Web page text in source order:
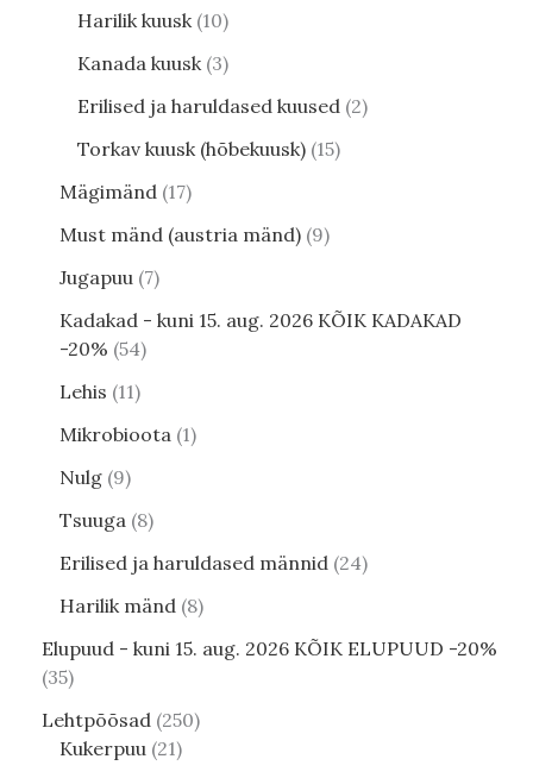
Harilik kuusk 10
Kanada kuusk 3
Erilised ja haruldased kuused 2
Torkav kuusk (hõbekuusk) 15
Mägimänd 17
Must mänd (austria mänd) 9
Jugapuu 7
Kadakad - kuni 15. aug. 2026 KÕIK KADAKAD
-20% 54
Lehis 11
Mikrobioota 1
Nulg 9
Tsuuga 8
Erilised ja haruldased männid 24
Harilik mänd 8
Elupuud - kuni 15. aug. 2026 KÕIK ELUPUUD -20%
35
Lehtpõõsad 250
Kukerpuu 21